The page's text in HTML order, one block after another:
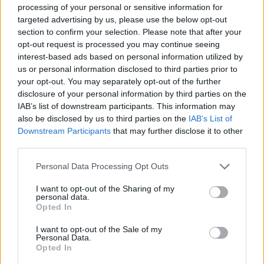
processing of your personal or sensitive information for
targeted advertising by us, please use the below opt-out
section to confirm your selection. Please note that after your
opt-out request is processed you may continue seeing
interest-based ads based on personal information utilized by
us or personal information disclosed to third parties prior to
your opt-out. You may separately opt-out of the further
disclosure of your personal information by third parties on the
IAB’s list of downstream participants. This information may
also be disclosed by us to third parties on the IAB’s List of
Downstream Participants that may further disclose it to other
Please note that this website/app uses one or more Google
not limited to your visit or usage behaviour. You may click to
grant or deny consent to Google and its third-party tags to
use your data for below specified purposes in below Google
consent section.
Personal Data Processing Opt Outs
I want to opt-out of the Sharing of my
personal data.
Opted In
I want to opt-out of the Sale of my
Personal Data.
Opted In
Creare un curriculum internazionale di successo
richiede attenzione e cura, ma seguendo questi
semplici passaggi, sarai sulla buona strada per
ottenere il lavoro dei tuoi sogni! ✨ Se hai trovato
utile questa guida, condividila con chi potrebbe
averne bisogno e inizia a costruire il tuo futuro
professionale senza confini!
Staff